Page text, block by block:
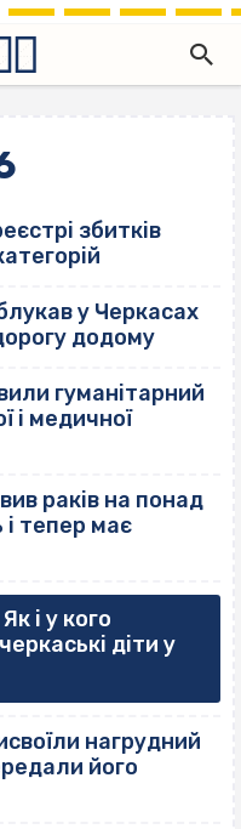
збитків
у Черкасах
додому
гуманітарний
і медичної
раків на понад
і тепер має
і у кого
діти у
нагрудний
його